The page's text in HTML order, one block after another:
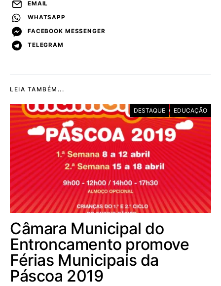
EMAIL
WHATSAPP
FACEBOOK MESSENGER
TELEGRAM
LEIA TAMBÉM...
DESTAQUE EDUCAÇÃO
Câmara Municipal do
Entroncamento promove
Férias Municipais da
Páscoa 2019